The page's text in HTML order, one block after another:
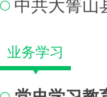
业务学习